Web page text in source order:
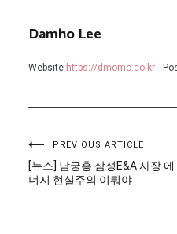
Damho Lee
Website https://dmomo.co.kr
글
탐
PREVIOUS ARTICLE
[뉴스] 남궁홍 삼성E&A 사장 에
너지 현실주의 이뤄야